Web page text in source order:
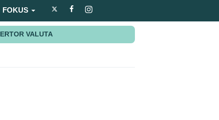
FOKUS
VALUTA